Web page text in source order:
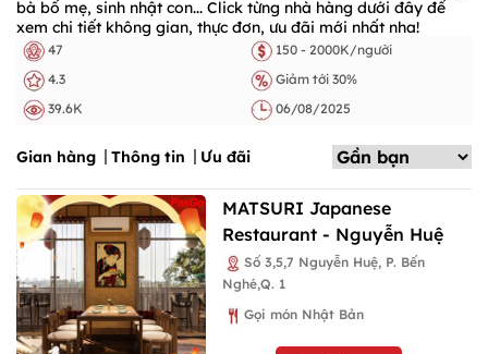
bà bố mẹ, sinh nhật con... Click từng nhà hàng dưới đây để
xem chi tiết không gian, thực đơn, ưu đãi mới nhất nha!
47
150 - 2000K/người
4.3
Giảm tới 30%
39.6K
06/08/2025
Gian hàng Thông tin Ưu đãi
MATSURI Japanese
Restaurant - Nguyễn Huệ
Số 3,5,7 Nguyễn Huệ, P. Bến
Nghé,Q. 1
Gọi món Nhật Bản